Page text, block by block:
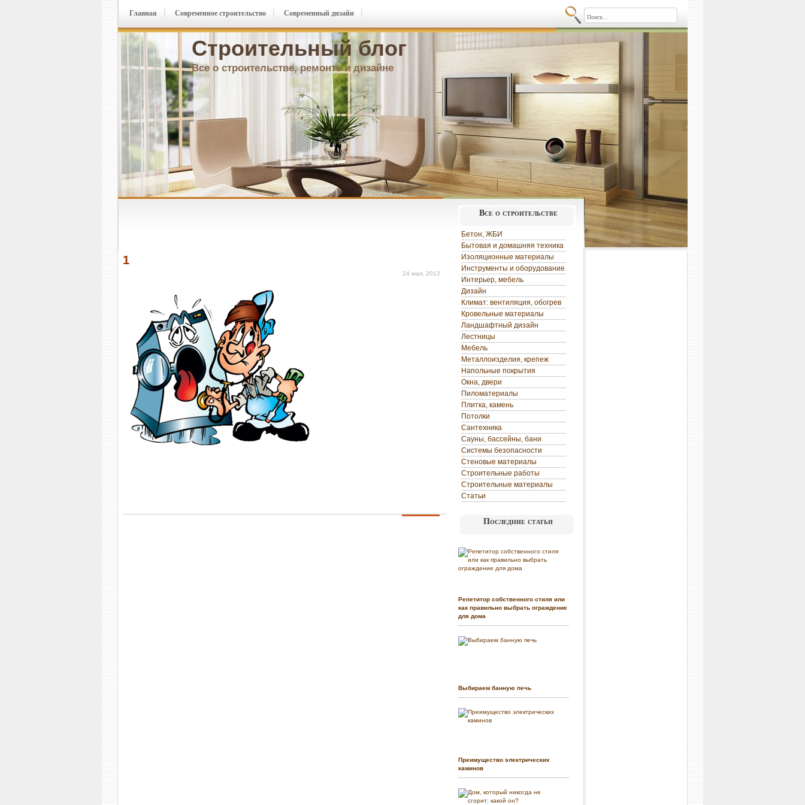
Строительный блог
Все о строительстве, ремонте и дизайне
Главная Современное строительство Современный дизайн
1
24 мая, 2012
Все о строительстве
Бетон, ЖБИ
Бытовая и домашняя техника
Изоляционные материалы
Инструменты и оборудование
Интерьер, мебель
Дизайн
Климат: вентиляция, обогрев
Кровельные материалы
Ландшафтный дизайн
Лестницы
Мебель
Металлоизделия, крепеж
Напольные покрытия
Окна, двери
Пиломатериалы
Плитка, камень
Потолки
Сантехника
Сауны, бассейны, бани
Системы безопасности
Стеновые материалы
Строительные работы
Строительные материалы
Статьи
Последние статьи
Репетитор собственного стиля или
как правильно выбрать ограждение
для дома
Выбираем банную печь
Преимущество электрических
каминов